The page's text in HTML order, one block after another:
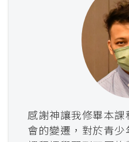
感謝神讓我修畢本
會的變遷，對於青